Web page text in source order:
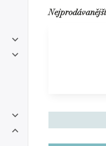
Nejprodávanější